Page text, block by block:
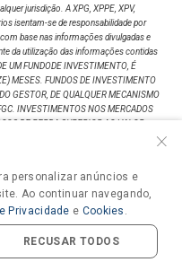
jurisdição. A XPG, XPPE, XPV,
isentam-se de responsabilidade por
base nas informações divulgadas e
da utilização das informações contidas
UM FUNDODE INVESTIMENTO, É
MESES. FUNDOS DE INVESTIMENTO
GESTOR, DE QUALQUER MECANISMO
INVESTIMENTOS NOS MERCADOS
DE PERDA SUPERIOR AO VALOR
NÃO É LÍQUIDA DE IMPOSTOS. LEIA O
DE INVESTIR. DESCRIÇÃO DO TIPO
COMPLEMENTARES. RELAÇÃO CO M
Comissão de Valores
emwww.cvm.gov.br.”
×
personalizar anúncios e
Ao continuar navegando,
Privacidade e Cookies .
RECUSAR TODOS